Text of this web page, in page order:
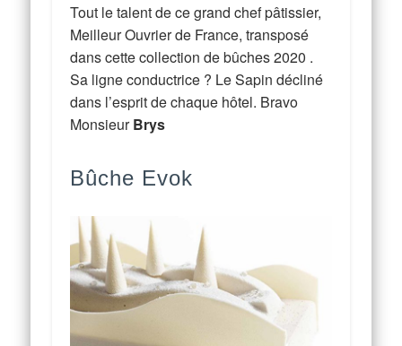
Tout le talent de ce grand chef pâtissier,
Meilleur Ouvrier de France, transposé
dans cette collection de bûches 2020 .
Sa ligne conductrice ? Le Sapin décliné
dans l’esprit de chaque hôtel. Bravo
MonsieurBrys
Bûche Evok